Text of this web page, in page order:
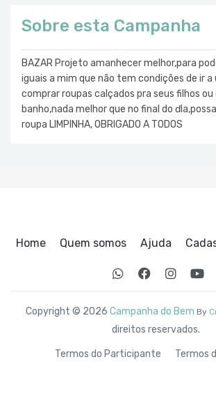
Sobre esta Campanha
BAZAR Projeto amanhecer melhor,para
iguais a mim que não tem condições de ir a
comprar roupas calçados pra seus filhos
banho,nada melhor que no final do
roupa LIMPINHA, OBRIGADO A TODOS
Home Quem somos Ajuda
Copyright © 2026 Campanha do Bem By
direitos reservados.
Termos do Participante Termos